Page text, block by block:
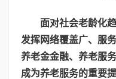
面对社会老龄化趋
发挥网络覆盖广、服
养老金金融、养老服
成为养老服务的重要提